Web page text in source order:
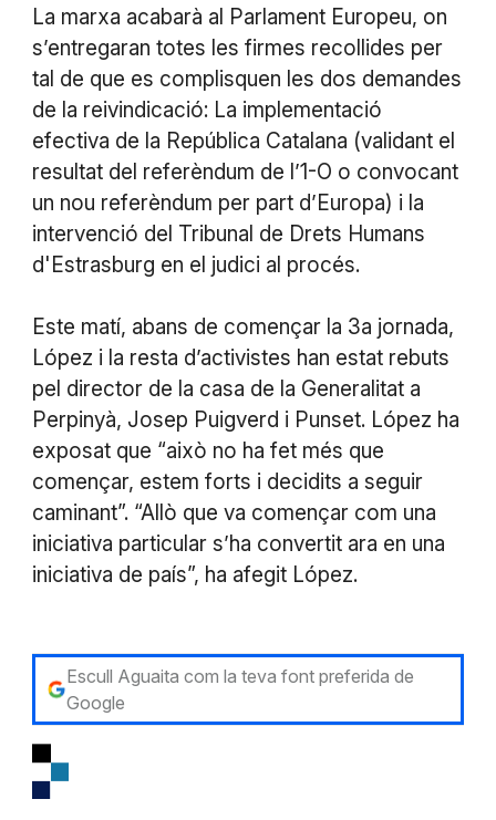
La marxa acabarà al Parlament Europeu, on
s’entregaran totes les firmes recollides per
tal de que es complisquen les dos demandes
de la reivindicació: La implementació
efectiva de la República Catalana (validant el
resultat del referèndum de l’1-O o convocant
un nou referèndum per part d’Europa) i la
intervenció del Tribunal de Drets Humans
d'Estrasburg en el judici al procés.
Este matí, abans de començar la 3a jornada,
López i la resta d’activistes han estat rebuts
pel director de la casa de la Generalitat a
Perpinyà, Josep Puigverd i Punset. López ha
exposat que “això no ha fet més que
començar, estem forts i decidits a seguir
caminant”. “Allò que va començar com una
iniciativa particular s’ha convertit ara en una
iniciativa de país”, ha afegit López.
Escull Aguaita com la teva font preferida de
Google